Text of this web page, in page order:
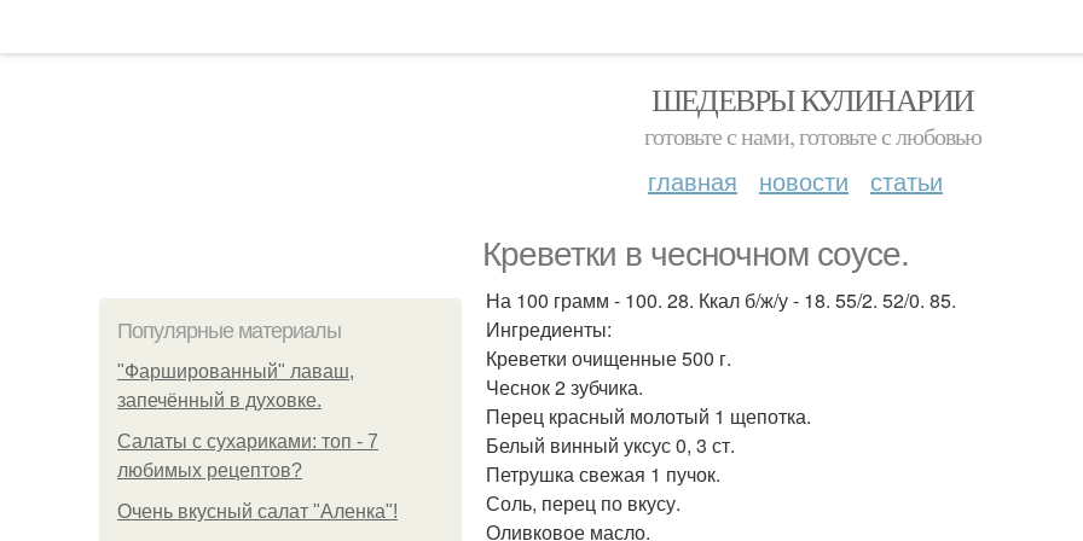
ШЕДЕВРЫ КУЛИНАРИИ
готовьте с нами, готовьте с любовью
главная новости статьи
Креветки в чесночном соусе.
Популярные материалы
"Фаршированный" лаваш,
запечённый в духовке.
Салаты с сухариками: топ - 7
любимых рецептов?
Очень вкусный салат "Аленка"!
На 100 грамм - 100. 28. Ккал б/ж/у - 18. 55/2. 52/0. 85.
Ингредиенты:
Креветки очищенные 500 г.
Чеснок 2 зубчика.
Перец красный молотый 1 щепотка.
Белый винный уксус 0, 3 ст.
Петрушка свежая 1 пучок.
Соль, перец по вкусу.
Оливковое масло.